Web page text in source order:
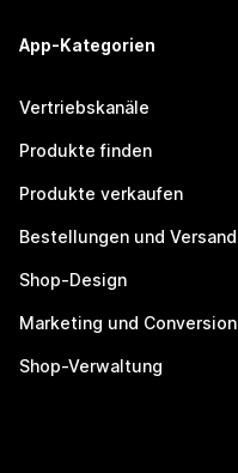
App-Kategorien
Vertriebskanäle
Produkte finden
Produkte verkaufen
Bestellungen und Versand
Shop-Design
Marketing und Conversion
Shop-Verwaltung